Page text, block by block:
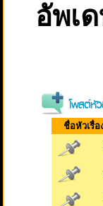
อัพเ
ชื่อหัวเรื่อ